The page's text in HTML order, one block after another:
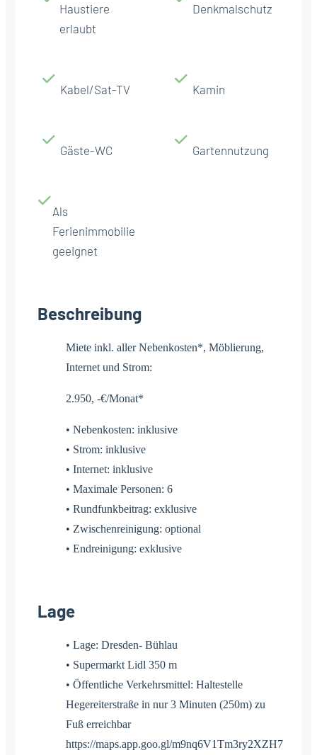
Haustiere
erlaubt
Denkmalschutz
Kabel/Sat-TV Kamin
Gäste-WC Gartennutzung
Als
Ferienimmobilie
geeignet
Beschreibung
Miete inkl. aller Nebenkosten*, Möblierung,
Internet und Strom:
2.950, -€/Monat*
• Nebenkosten: inklusive
• Strom: inklusive
• Internet: inklusive
• Maximale Personen: 6
• Rundfunkbeitrag: exklusive
• Zwischenreinigung: optional
• Endreinigung: exklusive
Lage
• Lage: Dresden- Bühlau
• Supermarkt Lidl 350 m
• Öffentliche Verkehrsmittel: Haltestelle
Hegereiterstraße in nur 3 Minuten (250m) zu
Fuß erreichbar
https://maps.app.goo.gl/m9nq6V1Tm3ry2XZH7